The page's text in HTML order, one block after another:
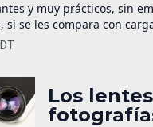
y muy prácticos, sin
se les compara con
y es un cargador
Los